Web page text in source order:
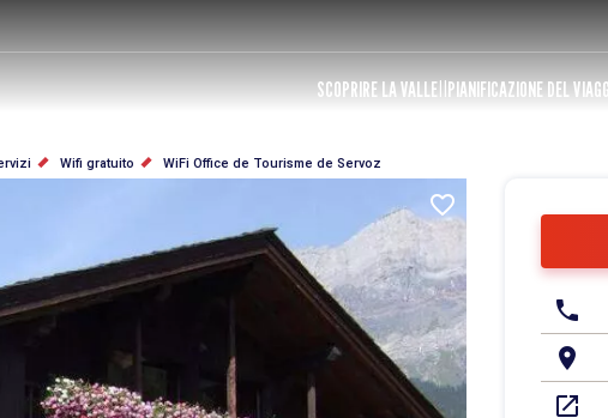
SCOPRIRE LA VALLE PIANIFICAZIONE DEL
Wifi gratuito WiFi Office de Tourisme de Servoz